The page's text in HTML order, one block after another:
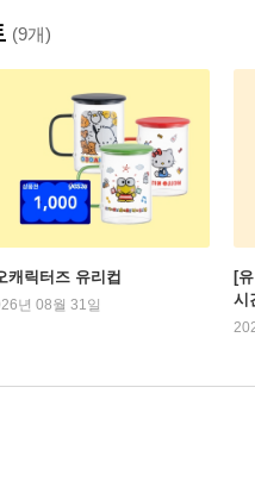
(9개)
캐릭터즈 유리컵
년 08월 31일
[
시